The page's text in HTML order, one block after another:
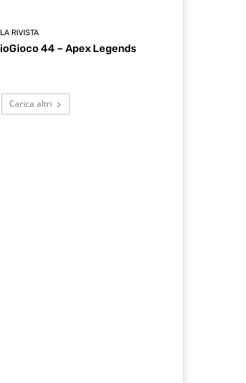
LA RIVISTA
ioGioco 44 – Apex Legends
Carica altri